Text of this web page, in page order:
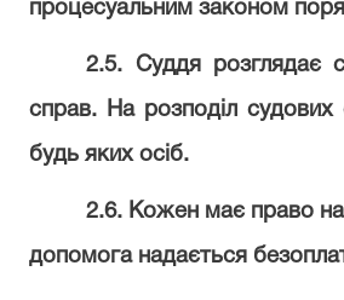
процесуальним законом
2.5. Суддя розглядає
справ. На розподіл
будь яких осіб.
2.6. Кожен має право
допомога надається